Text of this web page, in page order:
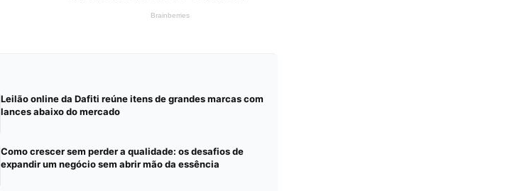
Leilão online da Dafiti reúne itens de grandes marcas com
lances abaixo do mercado
Como crescer sem perder a qualidade: os desafios de
expandir um negócio sem abrir mão da essência